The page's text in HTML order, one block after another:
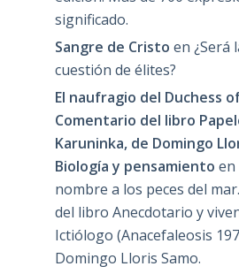
significado.
Sangre de Cristo en ¿Será
cuestión de élites?
El naufragio del Duchess
Comentario del libro
Karuninka, de Domingo
Biología y pensamiento en
nombre a los peces del
del libro Anecdotario y
Ictiólogo (Anacefaleosis
Domingo Lloris Samo.